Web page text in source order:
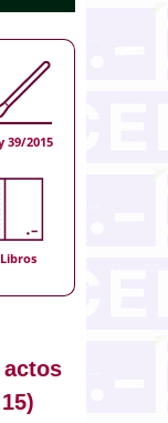
39/2015
Libros